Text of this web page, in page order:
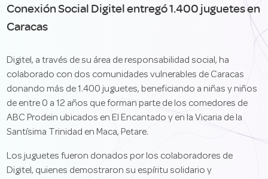
Conexión Social Digitel entregó 1.400 juguetes en
Caracas
Digitel, a través de su área de responsabilidad social, ha
colaborado con dos comunidades vulnerables de Caracas
donando más de 1.400 juguetes, beneficiando a niñas y niños
de entre 0 a 12 años que forman parte de los comedores de
ABC Prodein ubicados en El Encantado y en la Vicaria de la
Santísima Trinidad en Maca, Petare.
Los juguetes fueron donados por los colaboradores de
Digitel, quienes demostraron su espíritu solidario y